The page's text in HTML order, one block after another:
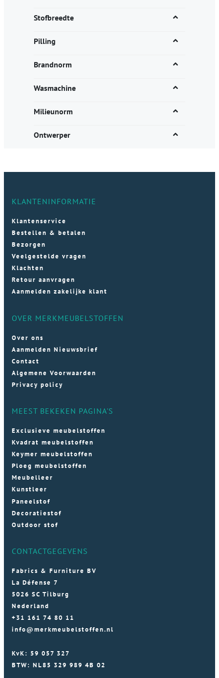
Stofbreedte
Pilling
Brandnorm
Wasmachine
Milieunorm
Ontwerper
KLANTENINFORMATIE
Klantenservice
Bestellen & betalen
Bezorgen
Veelgestelde vragen
Klachten
Retour aanvragen
Aanmelden zakelijke klant
OVER MERKMEUBELSTOFFEN
Over ons
Aanmelden Nieuwsbrief
Contact
Algemene Voorwaarden
Privacy policy
MEEST BEKEKEN PAGINA'S
Exclusieve meubelstoffen
Kvadrat meubelstoffen
Keymer meubelstoffen
Ploeg meubelstoffen
Meubelleer
Kunstleer
Paneelstof
Decoratiestof
Outdoor stof
CONTACTGEGEVENS
Fabrics & Furniture BV
La Défense 7
5026 SC Tilburg
Nederland
+31 161 74 80 11
info@merkmeubelstoffen.nl
KvK: 59 057 327
BTW: NL85 329 989 4B 02